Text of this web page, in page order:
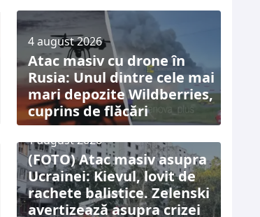
4 august 2026
Atac masiv cu drone în
Rusia: Unul dintre cele mai
mari depozite Wildberries,
cuprins de flăcări
1 august 2026
(FOTO) Atac masiv asupra
Ucrainei: Kievul, lovit de
rachete balistice. Zelenski
avertizează asupra crizei